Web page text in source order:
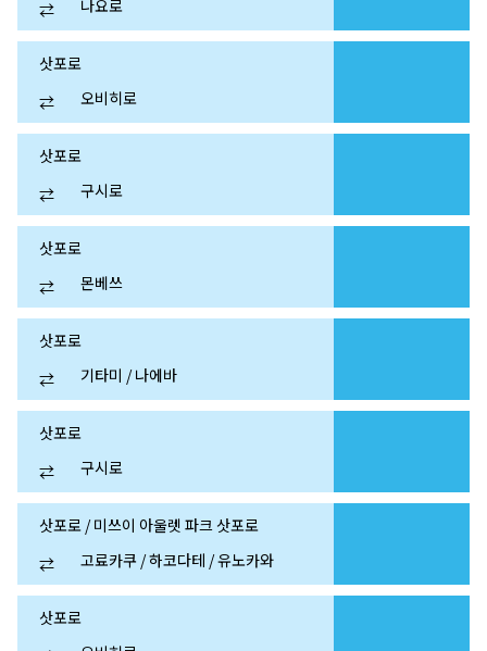
⇄
나요로
삿포로
⇄
오비히로
삿포로
⇄
구시로
삿포로
⇄
몬베쓰
삿포로
⇄
기타미 / 나에바
삿포로
⇄
구시로
삿포로 / 미쓰이 아울렛 파크 삿포로
⇄
고료카쿠 / 하코다테 / 유노카와
삿포로